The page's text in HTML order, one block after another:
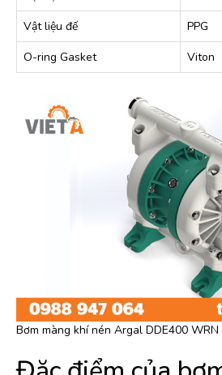
Vật liệu đế
PPG
O-ring Gasket
Viton
Bơm màng khí nén Argal DDE400 WRN